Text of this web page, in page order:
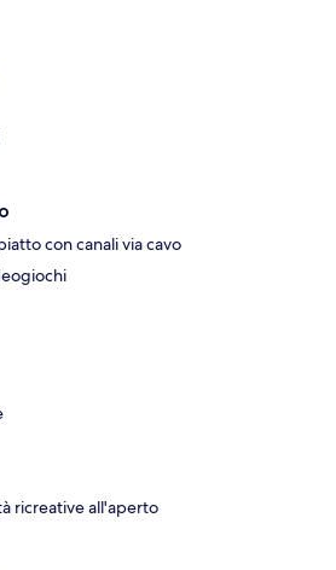
con canali via cavo
ricreative all'aperto